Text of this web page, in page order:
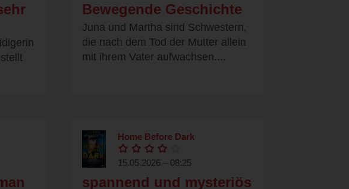
Bewegende Geschichte
Juna und Martha sind Schwestern,
die nach dem Tod der Mutter allein
mit ihrem Vater aufwachsen....
Home Before Dark
15.05.2026 – 08:25
spannend und mysteriös